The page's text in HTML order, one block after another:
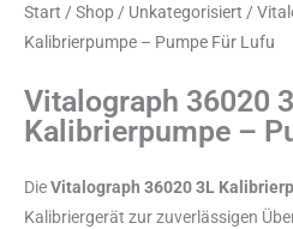
Start / Shop / Unkategorisiert /
Kalibrierpumpe – Pumpe Für Lufu
Vitalograph 36020
Kalibrierpumpe –
DieVitalograph 36020 3L
Kalibriergerät zur zuverlässigen